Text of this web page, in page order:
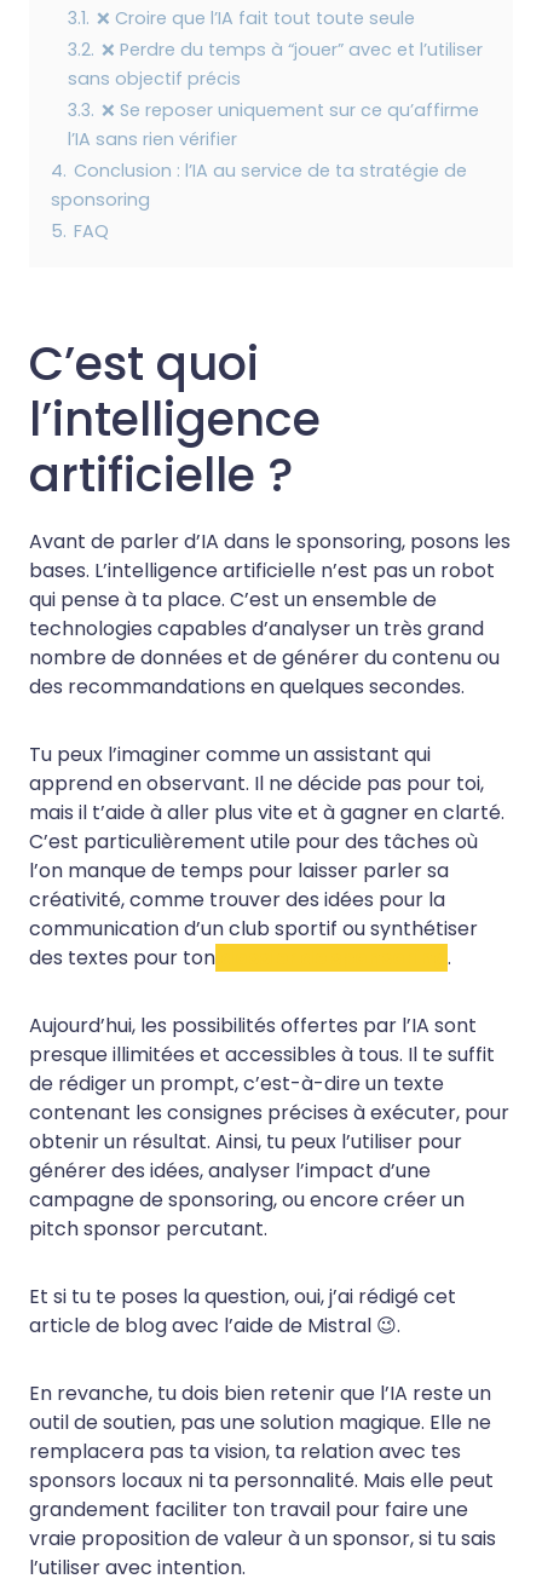
3.1. ❌ Croire que l’IA fait tout toute seule
3.2. ❌ Perdre du temps à “jouer” avec et l’utiliser
sans objectif précis
3.3. ❌ Se reposer uniquement sur ce qu’affirme
l’IA sans rien vérifier
4. Conclusion : l’IA au service de ta stratégie de
sponsoring
5. FAQ
C’est quoi
l’intelligence
artificielle ?
Avant de parler d’IA dans le sponsoring, posons les
bases. L’intelligence artificielle n’est pas un robot
qui pense à ta place. C’est un ensemble de
technologies capables d’analyser un très grand
nombre de données et de générer du contenu ou
des recommandations en quelques secondes.
Tu peux l’imaginer comme un assistant qui
apprend en observant. Il ne décide pas pour toi,
mais il t’aide à aller plus vite et à gagner en clarté.
C’est particulièrement utile pour des tâches où
l’on manque de temps pour laisser parler sa
créativité, comme trouver des idées pour la
communication d’un club sportif ou synthétiser
des textes pour ton
.
Aujourd’hui, les possibilités offertes par l’IA sont
presque illimitées et accessibles à tous. Il te suffit
de rédiger un prompt, c’est-à-dire un texte
contenant les consignes précises à exécuter, pour
obtenir un résultat. Ainsi, tu peux l’utiliser pour
générer des idées, analyser l’impact d’une
campagne de sponsoring, ou encore créer un
pitch sponsor percutant.
Et si tu te poses la question, oui, j’ai rédigé cet
article de blog avec l’aide de Mistral 😉.
En revanche, tu dois bien retenir que l’IA reste un
outil de soutien, pas une solution magique. Elle ne
remplacera pas ta vision, ta relation avec tes
sponsors locaux ni ta personnalité. Mais elle peut
grandement faciliter ton travail pour faire une
vraie proposition de valeur à un sponsor, si tu sais
l’utiliser avec intention.